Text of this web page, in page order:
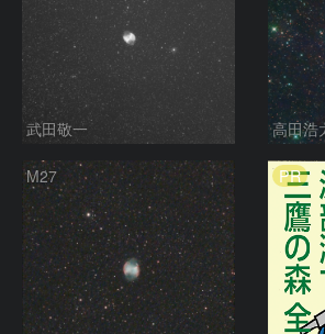
武田敬一 高田浩
M27 PR